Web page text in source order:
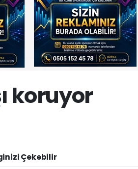
koruyor
Çekebilir